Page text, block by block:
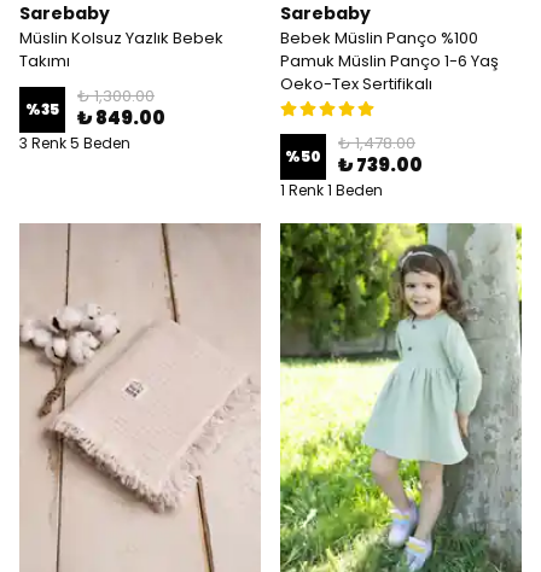
Sarebaby
Müslin Kolsuz Yazlık Bebek
Takımı
%35
₺ 1,300.00
₺ 849.00
3 Renk 5 Beden
Sarebaby
Bebek Müslin Panço %100
Pamuk Müslin Panço 1-6 Yaş
Oeko-Tex Sertifikalı
%50
₺ 1,478.00
₺ 739.00
1 Renk 1 Beden